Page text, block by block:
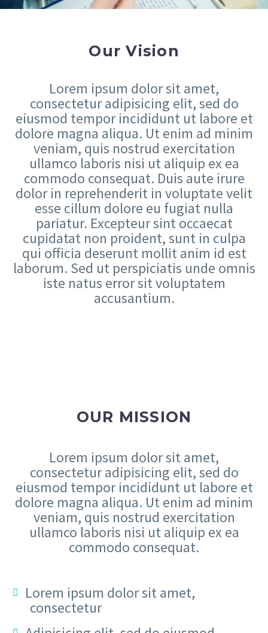
Our Vision
Lorem ipsum dolor sit amet,
consectetur adipisicing elit, sed do
eiusmod tempor incididunt ut labore et
dolore magna aliqua. Ut enim ad minim
veniam, quis nostrud exercitation
ullamco laboris nisi ut aliquip ex ea
commodo consequat. Duis aute irure
dolor in reprehenderit in voluptate velit
esse cillum dolore eu fugiat nulla
pariatur. Excepteur sint occaecat
cupidatat non proident, sunt in culpa
qui officia deserunt mollit anim id est
laborum. Sed ut perspiciatis unde omnis
iste natus error sit voluptatem
accusantium.
OUR MISSION
Lorem ipsum dolor sit amet,
consectetur adipisicing elit, sed do
eiusmod tempor incididunt ut labore et
dolore magna aliqua. Ut enim ad minim
veniam, quis nostrud exercitation
ullamco laboris nisi ut aliquip ex ea
commodo consequat.
Lorem ipsum dolor sit amet,
consectetur